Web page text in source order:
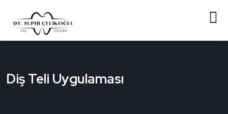
Diş Teli Uygulaması